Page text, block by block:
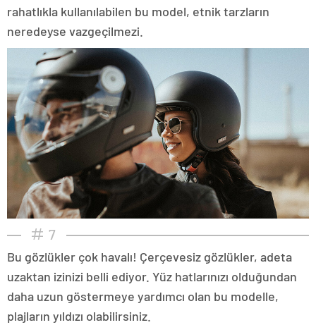
rahatlıkla kullanılabilen bu model, etnik tarzların
neredeyse vazgeçilmezi.
7
Bu gözlükler çok havalı! Çerçevesiz gözlükler, adeta
uzaktan izinizi belli ediyor. Yüz hatlarınızı olduğundan
daha uzun göstermeye yardımcı olan bu modelle,
plajların yıldızı olabilirsiniz.